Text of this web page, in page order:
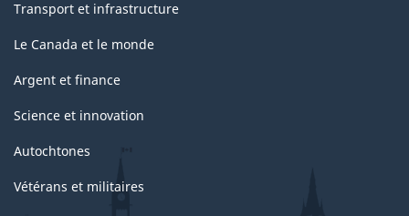
Transport et infrastructure
Le Canada et le monde
Argent et finance
Science et innovation
Autochtones
Vétérans et militaires